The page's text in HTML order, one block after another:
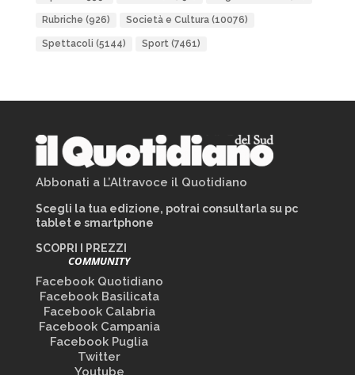
Rubriche (926) Società e Cultura(10076)
Spettacoli (5144) Sport(7461)
Abbonati a L’Altravoce il Quotidiano
Scegli la tua edizione, potrai consultarla su pc
tablet e smartphone
SCOPRI I PREZZI
COMMUNITY
Facebook Quotidiano
Facebook Basilicata
Facebook Calabria
Facebook Campania
Facebook Puglia
Twitter
Youtube